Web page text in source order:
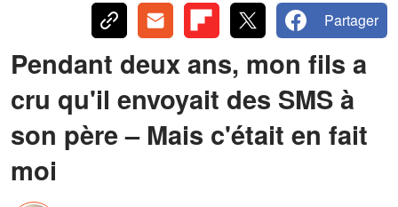
Partager
Pendant deux ans, mon fils a
cru qu'il envoyait des SMS à
son père – Mais c'était en fait
moi